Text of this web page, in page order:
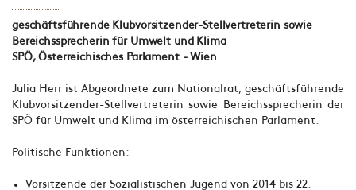
geschäftsführende Klubvorsitzender-Stellvertreterin sowie
Bereichssprecherin für Umwelt und Klima
SPÖ, Österreichisches Parlament - Wien
Julia Herr ist Abgeordnete zum Nationalrat, geschäftsführende
Klubvorsitzender-Stellvertreterin sowie Bereichssprecherin der
SPÖ für Umwelt und Klima im österreichischen Parlament.
Politische Funktionen:
Vorsitzende der Sozialistischen Jugend von 2014 bis 22.